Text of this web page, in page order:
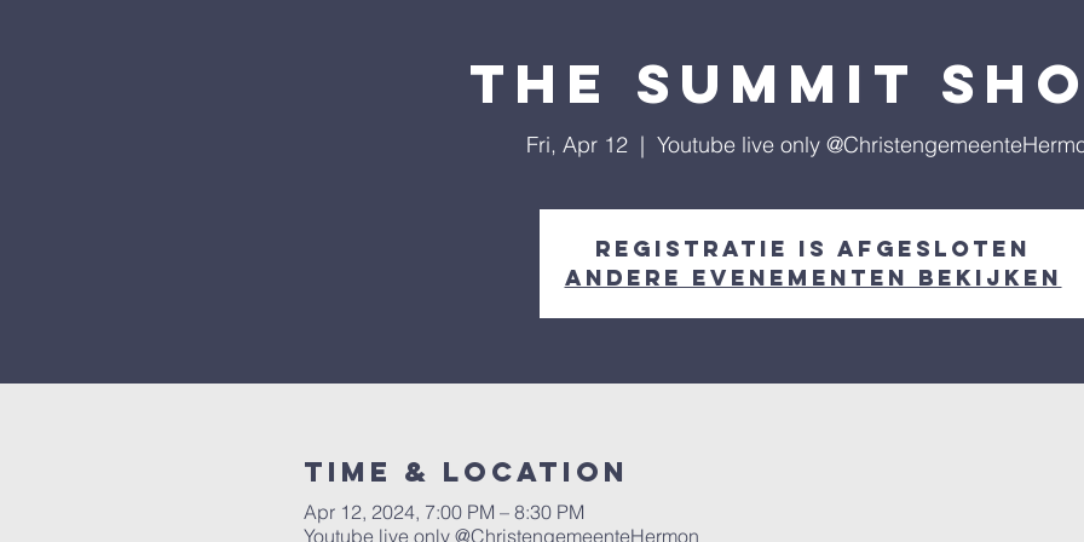
The Summit
Fri, Apr 12
  |
Youtube live only
Registratie is afgesloten
Andere evenementen bekijken
Time & Location
Apr 12, 2024, 7:00 PM – 8:30 PM
Youtube live only @ChristengemeenteHermon